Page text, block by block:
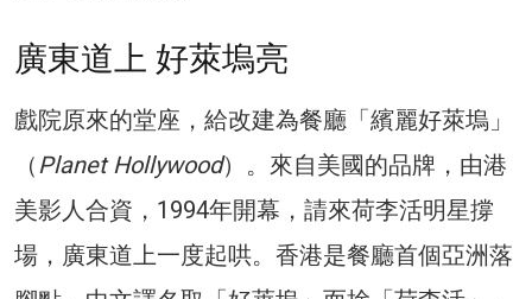
廣東道上 好萊塢亮
戲院原來的堂座，給改建為餐廳「繽麗好萊塢」
（Planet Hollywood）。來自美國的品牌，由港
美影人合資，1994年開幕，請來荷李活明星撐
場，廣東道上一度起哄。香港是餐廳首個亞洲落